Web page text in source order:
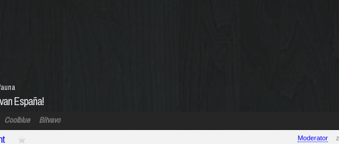
España!
Coolblue Bitvavo
Moderator